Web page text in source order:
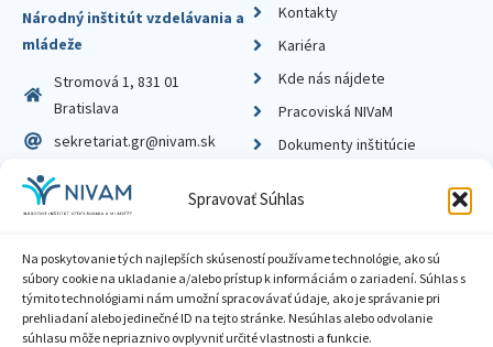
Spravovať Súhlas
Na poskytovanie tých najlepších skúseností používame technológie, ako sú
súbory cookie na ukladanie a/alebo prístup k informáciám o zariadení. Súhlas s
týmito technológiami nám umožní spracovávať údaje, ako je správanie pri
prehliadaní alebo jedinečné ID na tejto stránke. Nesúhlas alebo odvolanie
súhlasu môže nepriaznivo ovplyvniť určité vlastnosti a funkcie.
Národný inštitút vzdelávania a
mládeže
Stromová 1, 831 01
Bratislava
sekretariat.gr@nivam.sk
IČO: 00164348
DIČ: 2020798714
Kontakty
Kariéra
Kde nás nájdete
Pracoviská NIVaM
Dokumenty inštitúcie
Zásady ochrany súkromia